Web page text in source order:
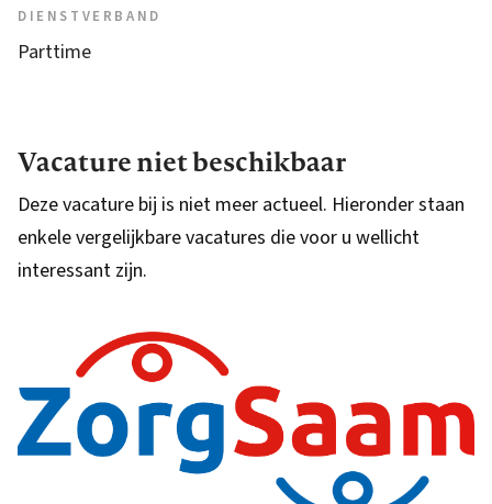
DIENSTVERBAND
Parttime
Vacature niet beschikbaar
Deze vacature bij is niet meer actueel. Hieronder staan
enkele vergelijkbare vacatures die voor u wellicht
interessant zijn.